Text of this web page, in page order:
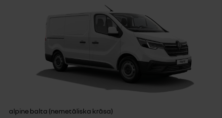
alpine balta (nemetāliska krāsa)